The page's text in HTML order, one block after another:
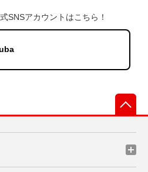
SNSアカウントはこちら！